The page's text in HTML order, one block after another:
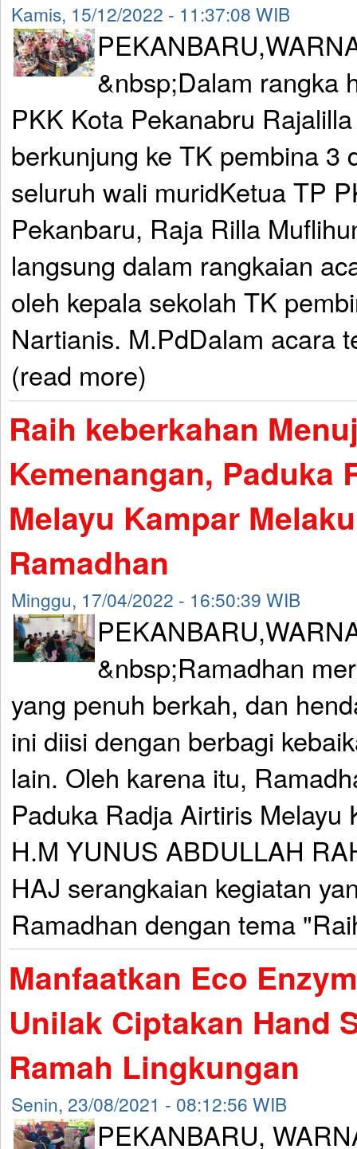
Kamis, 15/12/2022 - 11:37:08 WIB
&nbsp;Dalam rangka
PKK Kota Pekanabru
berkunjung ke TK pembina 3
seluruh wali muridKetua TP
Pekanbaru, Raja Rilla
langsung dalam rangkaian
oleh kepala sekolah TK
Nartianis. M.PdDalam acara
(read more)
Raih keberkahan
Kemenangan, Paduka
Melayu Kampar
Ramadhan
Minggu, 17/04/2022 - 16:50:39 WIB
&nbsp;Ramadhan
yang penuh berkah, dan
ini diisi dengan berbagi
lain. Oleh karena itu,
Paduka Radja Airtiris Melayu
H.M YUNUS ABDULLAH
HAJ serangkaian kegiatan
Ramadhan dengan tema
Manfaatkan Eco
Unilak Ciptakan Hand
Ramah Lingkungan
Senin, 23/08/2021 - 08:12:56 WIB
PEKANBARU,